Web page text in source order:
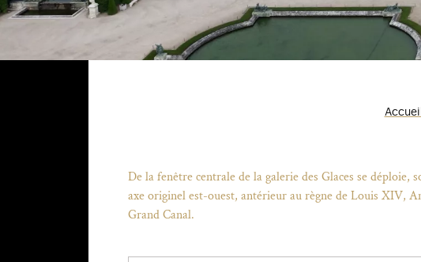
Accueil
De la fenêtre centrale de la galerie des Glaces se
axe originel est-ouest, antérieur au règne de Louis XIV,
Grand Canal.